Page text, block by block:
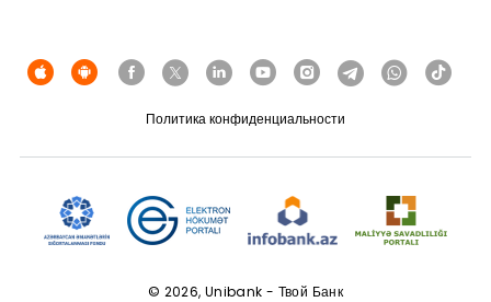
Политика конфиденциальности
© 2026, Unibank - Твой Банк